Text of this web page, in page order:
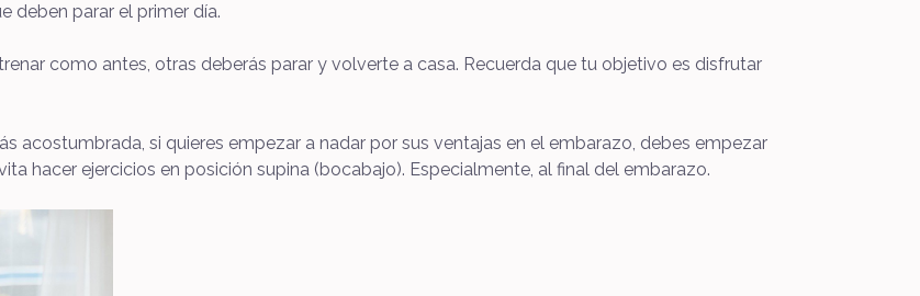
deben parar el primer día.
como antes, otras deberás parar y volverte a casa. Recuerda que tu objetivo es disfrutar
acostumbrada, si quieres empezar a nadar por sus ventajas en el embarazo, debes empezar
hacer ejercicios en posición supina (bocabajo). Especialmente, al final del embarazo.